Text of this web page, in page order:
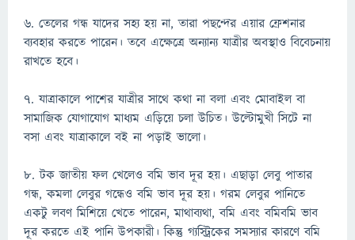
৬. তেলের গন্ধ যাদের সহ্য হয় না, তারা পছন্দের এয়ার ফ্রেশনার
ব্যবহার করতে পারেন। তবে এক্ষেত্রে অন্যান্য যাত্রীর অবস্থাও বিবেচনায়
রাখতে হবে।
৭. যাত্রাকালে পাশের যাত্রীর সাথে কথা না বলা এবং মোবাইল বা
সামাজিক যোগাযোগ মাধ্যম এড়িয়ে চলা উচিত। উল্টোমুখী সিটে না
বসা এবং যাত্রাকালে বই না পড়াই ভালো।
৮. টক জাতীয় ফল খেলেও বমি ভাব দূর হয়। এছাড়া লেবু পাতার
গন্ধ, কমলা লেবুর গন্ধেও বমি ভাব দূর হয়। গরম লেবুর পানিতে
একটু লবণ মিশিয়ে খেতে পারেন, মাথাব্যথা, বমি এবং বমিবমি ভাব
দূর করতে এই পানি উপকারী। কিন্তু গ্যস্ট্রিকের সমস্যার কারণে বমি